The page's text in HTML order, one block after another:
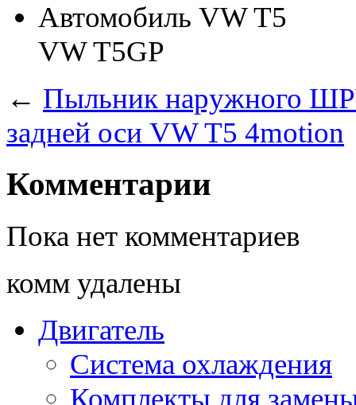
Автомобиль VW T5
VW T5GP
← Пыльник наружного
задней оси VW T5 4motion
Комментарии
Пока нет комментариев
комм удалены
Двигатель
Система охлаждения
Комплекты для